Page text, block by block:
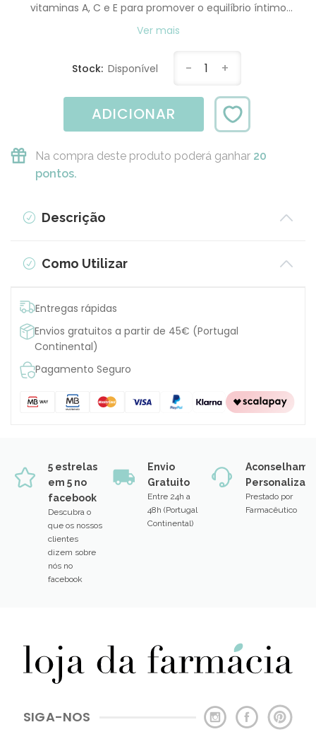
vitaminas A, C e E para promover o equilíbrio íntimo
feminino e prevenir infeções....
Ver mais
Stock: Disponível - 1 +
ADICIONAR
Na compra deste produto poderá ganhar 20
pontos.
Descrição
Como Utilizar
Entregas rápidas
Envios gratuitos a partir de 45€ (Portugal
Continental)
Pagamento Seguro
5 estrelas
em 5 no
facebook
Descubra o
que os nossos
clientes
dizem sobre
nós no
facebook
Envio
Gratuito
Entre 24h a
48h (Portugal
Continental)
Prestado por
Farmacêutico
SIGA-NOS